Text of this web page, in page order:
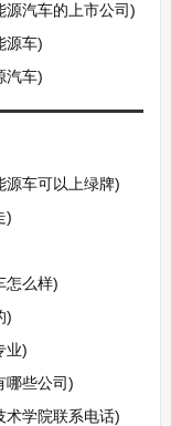
源汽车的上市公司)
源车)
汽车)
源车可以上绿牌)
)
怎么样)
)
业)
哪些公司)
术学院联系电话)